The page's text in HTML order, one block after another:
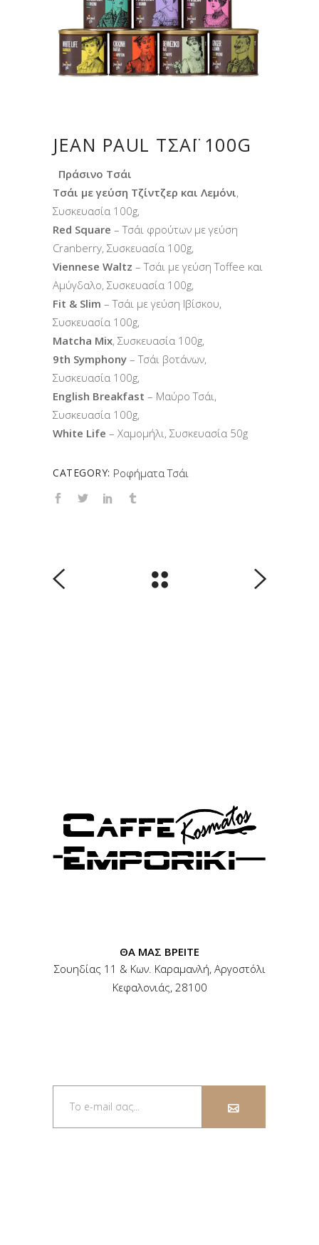
JEAN PAUL ΤΣΆΪ 100G
Πράσινο Τσάι
Τσάι με γεύση Τζίντζερ και Λεμόνι,
Συσκευασία 100g,
Red Square – Τσάι φρούτων με γεύση
Cranberry, Συσκευασία 100g,
Viennese Waltz – Τσάι με γεύση Toffee και
Αμύγδαλο, Συσκευασία 100g,
Fit & Slim – Τσάι με γεύση Ιβίσκου,
Συσκευασία 100g,
Μatcha Mix, Συσκευασία 100g,
9th Symphony – Τσάι βοτάνων,
Συσκευασία 100g,
English Breakfast – Μαύρο Τσάι,
Συσκευασία 100g,
White Life – Χαμομήλι, Συσκευασία 50g
CATEGORY: Ροφήματα Τσάι
ΘΑ ΜΑΣ ΒΡΕΙΤΕ
Σουηδίας 11 & Κων. Καραμανλή, Αργοστόλι
Κεφαλονιάς, 28100